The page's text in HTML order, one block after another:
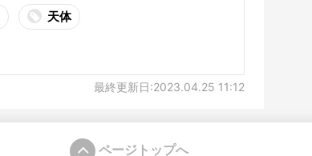
天体
最終更新日:2023.04.25 11:12
ページトップへ